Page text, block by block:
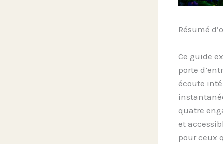
Résumé
Ce guide
porte
écoute
quatre
et
pour ceux